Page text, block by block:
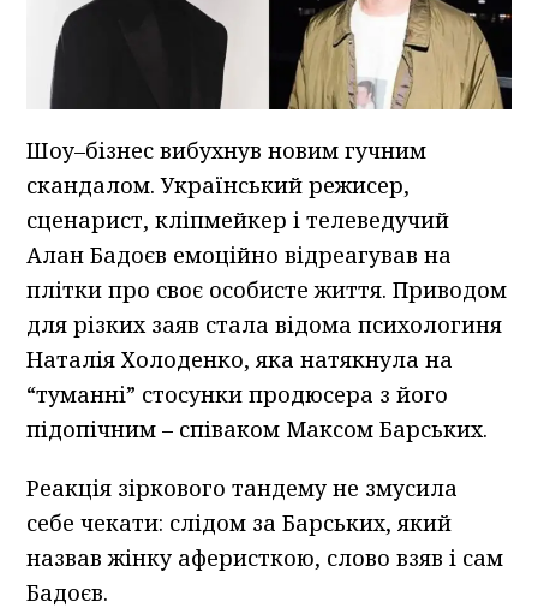
Шоу–бізнес вибухнув новим гучним
скандалом. Український режисер,
сценарист, кліпмейкер і телеведучий
Алан Бадоєв емоційно відреагував на
плітки про своє особисте життя. Приводом
для різких заяв стала відома психологиня
Наталія Холоденко, яка натякнула на
“туманні” стосунки продюсера з його
підопічним – співаком Максом Барських.
Реакція зіркового тандему не змусила
себе чекати: слідом за Барських, який
назвав жінку аферисткою, слово взяв і сам
Бадоєв.